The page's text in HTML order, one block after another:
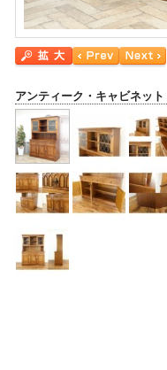
アンティーク・キャビネット